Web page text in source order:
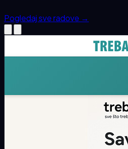
Pogledaj sve radove →